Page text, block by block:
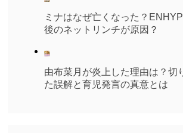
ミナはなぜ亡くなった？
後のネットリンチが原因？
由布菜月が炎上した理由は？切
た誤解と育児発言の真意とは